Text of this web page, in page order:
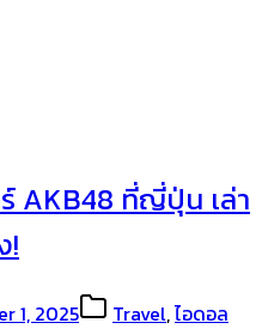
AKB48 ที่ญี่ปุ่น เล่า
!
1, 2025 Travel,ไอดอล